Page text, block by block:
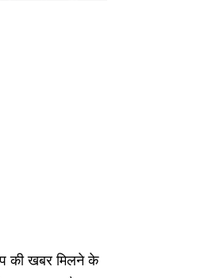
की खबर मिलने के